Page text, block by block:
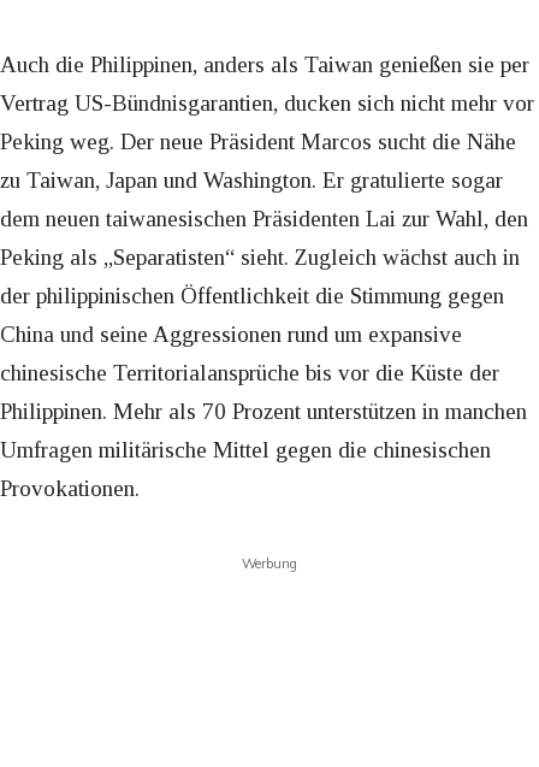
Auch die Philippinen, anders als Taiwan genießen sie per
Vertrag US-Bündnisgarantien, ducken sich nicht mehr vor
Peking weg. Der neue Präsident Marcos sucht die Nähe
zu Taiwan, Japan und Washington. Er gratulierte sogar
dem neuen taiwanesischen Präsidenten Lai zur Wahl, den
Peking als „Separatisten“ sieht. Zugleich wächst auch in
der philippinischen Öffentlichkeit die Stimmung gegen
China und seine Aggressionen rund um expansive
chinesische Territorialansprüche bis vor die Küste der
Philippinen. Mehr als 70 Prozent unterstützen in manchen
Umfragen militärische Mittel gegen die chinesischen
Provokationen.
Werbung